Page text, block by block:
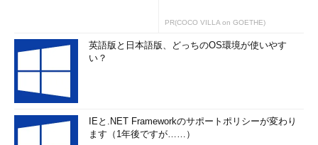
一見すると正しく動作しているようでも、細かい部分やあまり
使わない部分、環境やシステム構成に依存する部分などに不具合
があるとなかなか気付かず、後になって気付くことも少なくな
い。
特に会社などで導入する場合は、十分な検証が済むまでは
Windows 10へのアップグレードを控えるべきだろう。多くの場
PR(COCO VILLA on GOETHE)
英語版と日本語版、どっちのOS環境が使いやす
い？
IEと.NET Frameworkのサポートポリシーが変わり
ます（1年後ですが……）